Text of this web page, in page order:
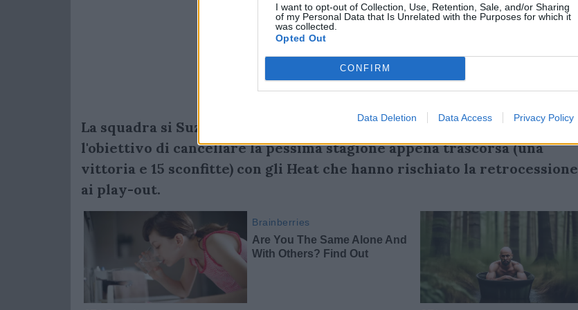
I want to opt-out of Collection, Use, Retention, Sale, and/or Sharing
of my Personal Data that Is Unrelated with the Purposes for which it
was collected.
Opted Out
CONFIRM
Data Deletion Data Access Privacy Policy
La squadra si Suzuka sta investendo tantissimo nel mercato, con
l'obiettivo di cancellare la pessima stagione appena trascorsa (una
vittoria e 15 sconfitte) con gli Heat che hanno rischiato la retrocessione
ai play-out.